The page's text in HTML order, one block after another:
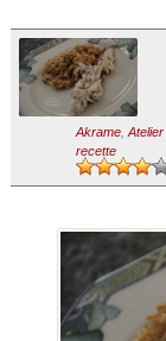
Akrame,
recette